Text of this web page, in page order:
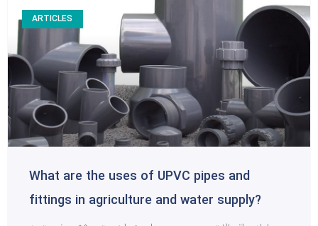
ARTICLES
What are the uses of UPVC pipes and
fittings in agriculture and water supply?